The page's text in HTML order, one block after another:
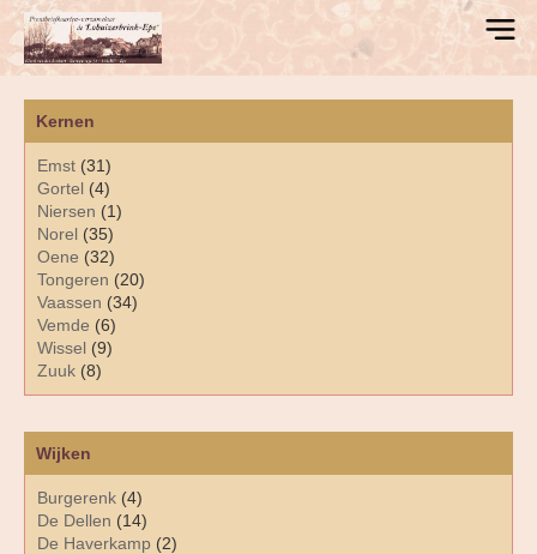
Kernen
Emst (31)
Gortel (4)
Niersen (1)
Norel (35)
Oene (32)
Tongeren (20)
Vaassen (34)
Vemde (6)
Wissel (9)
Zuuk (8)
Wijken
Burgerenk (4)
De Dellen (14)
De Haverkamp (2)